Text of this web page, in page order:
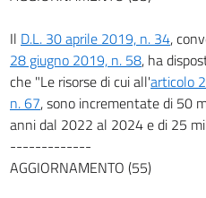
Il D.L. 30 aprile 2019, n. 34,
28 giugno 2019, n. 58, ha
che "Le risorse di cui all'articolo
n. 67, sono incrementate di 50
anni dal 2022 al 2024 e di 25
-------------
AGGIORNAMENTO (55)